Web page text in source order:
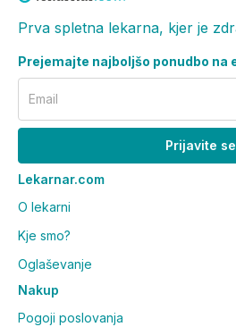
Prva spletna lekarna, kjer je
Prejemajte najboljšo ponudbo na
Email
Prijavite se
Lekarnar.com
O lekarni
Kje smo?
Oglaševanje
Nakup
Pogoji poslovanja